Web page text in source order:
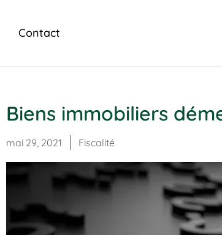
Contact
Biens immobiliers
mai 29, 2021 Fiscalité